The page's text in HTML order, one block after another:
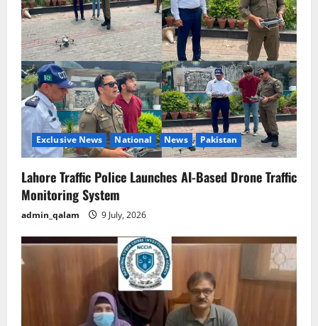
g
a
t
i
o
n
Exclusive News National News Pakistan
Lahore Traffic Police Launches AI-Based Drone Traffic
Monitoring System
admin_qalam 9 July, 2026